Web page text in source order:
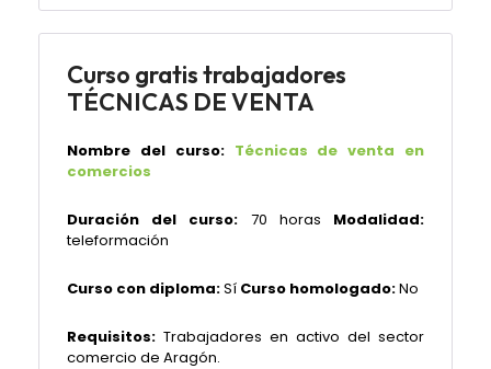
Curso gratis trabajadores
TÉCNICAS DE VENTA
Nombre del curso: Técnicas de venta en
comercios
Duración del curso: 70 horas Modalidad:
teleformación
Curso con diploma:Sí Curso homologado:No
Requisitos: Trabajadores en activo del sector
comercio de Aragón.